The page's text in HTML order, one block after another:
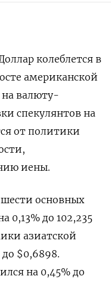
колеблется в
американской
валюту-
спекулянтов на
от политики
иены.
основных
0,13% до 102,235
азиатской
до $0,6898.
на 0,45% до